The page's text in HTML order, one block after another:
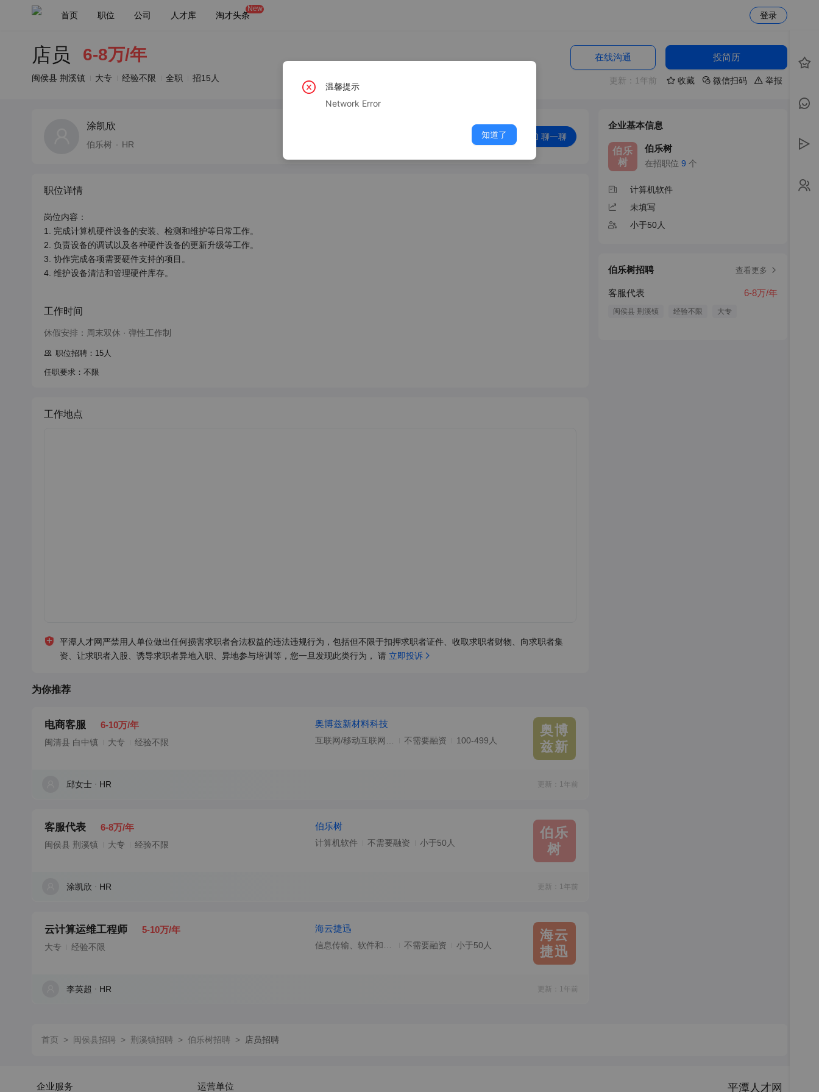
首页 职位 公司 人才库 淘才头条
New
登录
店员 6-8万/年
闽侯县 荆溪镇 大专 经验不限 全职 招15人
在线沟通 投简历
更新：1年前 收藏 微信扫码 举报
涂凯欣
伯乐树 HR
聊一聊
职位详情
岗位内容：
1. 完成计算机硬件设备的安装、检测和维护等日常工作。
2. 负责设备的调试以及各种硬件设备的更新升级等工作。
3. 协作完成各项需要硬件支持的项目。
4. 维护设备清洁和管理硬件库存。
工作时间
休假安排：周末双休 · 弹性工作制
职位招聘：15人
任职要求：不限
工作地点
平潭人才网严禁用人单位做出任何损害求职者合法权益的违法违规行为，包括但不限于扣押求职者证件、收取求职者财物、向求职者集
资、让求职者入股、诱导求职者异地入职、异地参与培训等，您一旦发现此类行为， 请 立即投诉
为你推荐
电商客服 6-10万/年
闽清县 白中镇 大专 经验不限
奥博兹新材料科技
不需要融资 100-499人
奥博
兹新
邱女士 HR 更新：1年前
客服代表 6-8万/年
闽侯县 荆溪镇 大专 经验不限
伯乐树
计算机软件 不需要融资 小于50人
伯乐
树
涂凯欣 HR 更新：1年前
云计算运维工程师 5-10万/年
大专 经验不限
海云捷迅
不需要融资 小于50人
海云
捷迅
李英超 HR 更新：1年前
企业基本信息
伯乐
树
伯乐树
在招职位 9 个
计算机软件
未填写
小于50人
伯乐树招聘 查看更多
客服代表 6-8万/年
闽侯县 荆溪镇 经验不限 大专
首页 > 闽侯县招聘 > 荆溪镇招聘 > 伯乐树招聘 > 店员招聘
企业服务 运营单位 平潭人才网
温馨提示
Network Error
知道了